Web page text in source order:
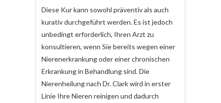
Diese Kur kann sowohl präventiv als auch
kurativ durchgeführt werden. Es ist jedoch
unbedingt erforderlich, Ihren Arzt zu
konsultieren, wenn Sie bereits wegen einer
Nierenerkrankung oder einer chronischen
Erkrankung in Behandlung sind. Die
Nierenheilung nach Dr. Clark wird in erster
Linie Ihre Nieren reinigen und dadurch